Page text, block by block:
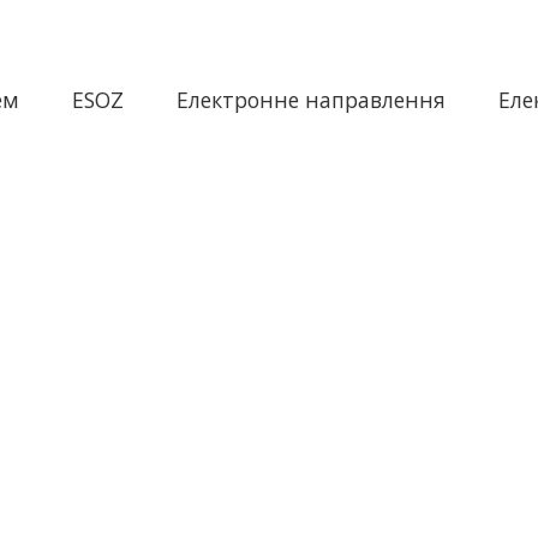
ESOZ Електронне направлення